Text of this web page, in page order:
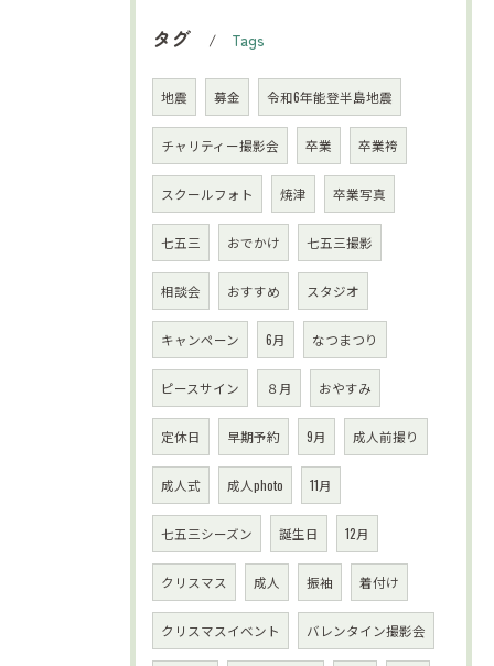
タグ Tags
地震 募金 令和6年能登半島地震
チャリティー撮影会 卒業 卒業袴
スクールフォト 焼津 卒業写真
七五三 おでかけ 七五三撮影
相談会 おすすめ スタジオ
キャンペーン 6月 なつまつり
ピースサイン ８月 おやすみ
定休日 早期予約 9月 成人前撮り
成人式 成人photo 11月
七五三シーズン 誕生日 12月
クリスマス 成人 振袖 着付け
クリスマスイベント バレンタイン撮影会